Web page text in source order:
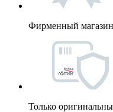
Фирменный
Только